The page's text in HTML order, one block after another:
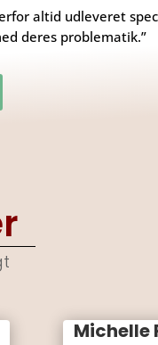
altid udleveret
deres problematik.”
Michelle